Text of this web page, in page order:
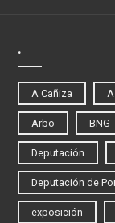
.
A Cañiza
Arbo BNG
Deputación
Deputación de
exposición